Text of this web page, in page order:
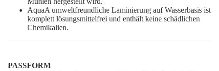
AquaA umweltfreundliche Laminierung auf Wasserbasis ist
komplett lösungsmittelfrei und enthält keine schädlichen
Chemikalien.
PASSFORM